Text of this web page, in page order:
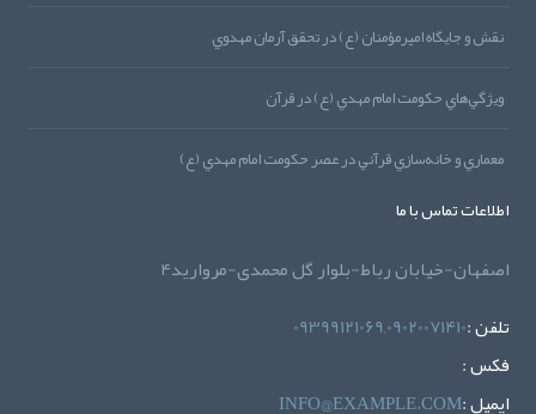
نقش و جايگاه اميرمؤمنان (ع) در تحقق آرمان مهدوي
ويژگي‌هاي حکومت امام مهدي (ع) در قرآن
معماري و خانه‌سازي قرآني در عصر حکومت امام مهدي (ع)
اطلاعات تماس با ما
اصفهان-خیابان رباط-بلوار گل محمدی-مروارید4
تلفن :09399121069,09020071410
فکس :
ايميل :INFO@EXAMPLE.COM